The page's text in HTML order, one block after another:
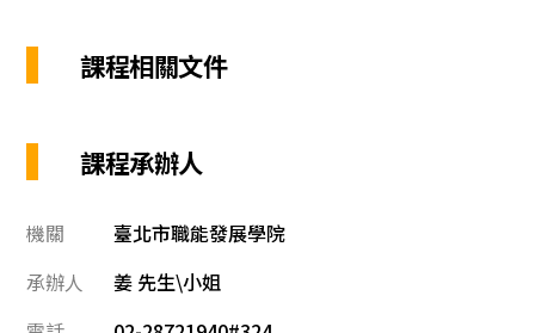
課程相關文件
課程承辦人
機關
臺北市職能發展學院
承辦人
姜 先生\小姐